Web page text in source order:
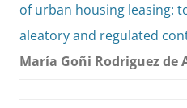
of urban housing leasing:
aleatory and regulated
María Goñi Rodriguez de